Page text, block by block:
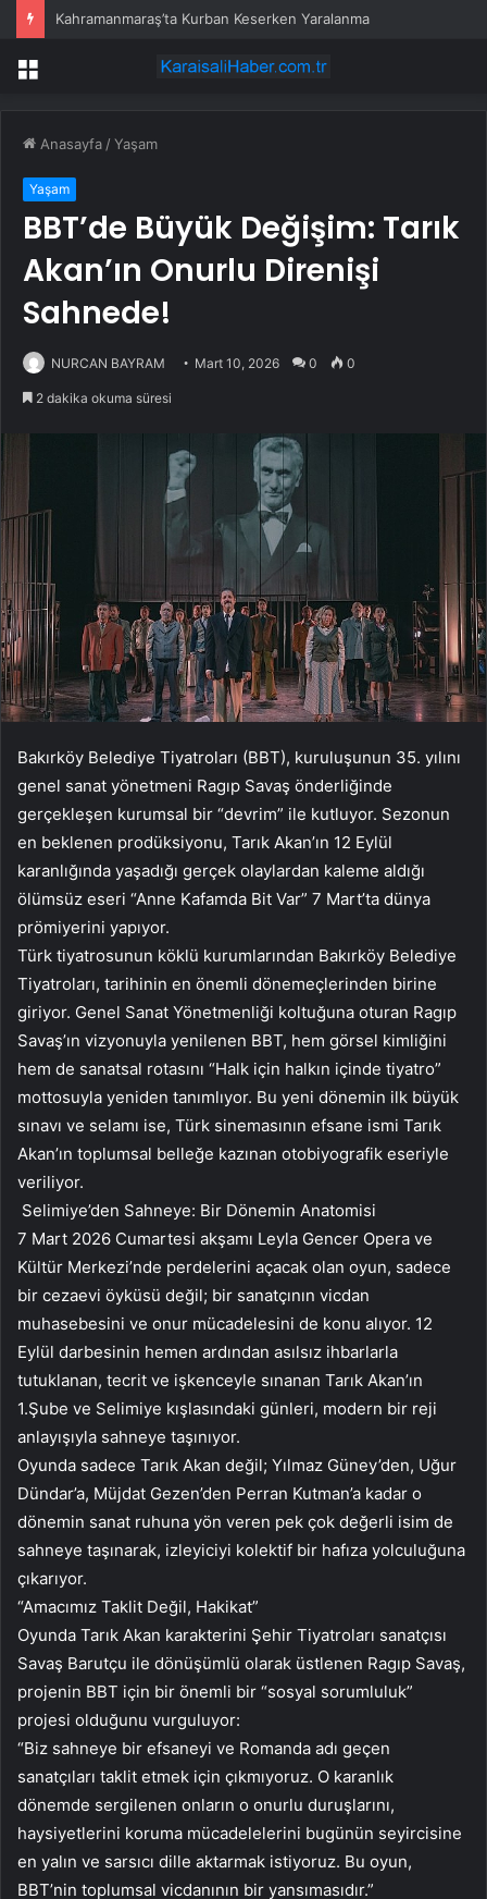
Kahramanmaraş’ta Kurban Keserken Yaralanma
Menü
Anasayfa /Yaşam
Yaşam
BBT’de Büyük Değişim: Tarık
Akan’ın Onurlu Direnişi
Sahnede!
NURCAN BAYRAM Mart 10, 2026 0 0
2 dakika okuma süresi
Bakırköy Belediye Tiyatroları (BBT), kuruluşunun 35. yılını
genel sanat yönetmeni Ragıp Savaş önderliğinde
gerçekleşen kurumsal bir “devrim” ile kutluyor. Sezonun
en beklenen prodüksiyonu, Tarık Akan’ın 12 Eylül
karanlığında yaşadığı gerçek olaylardan kaleme aldığı
ölümsüz eseri “Anne Kafamda Bit Var” 7 Mart’ta dünya
prömiyerini yapıyor.
Türk tiyatrosunun köklü kurumlarından Bakırköy Belediye
Tiyatroları, tarihinin en önemli dönemeçlerinden birine
giriyor. Genel Sanat Yönetmenliği koltuğuna oturan Ragıp
Savaş’ın vizyonuyla yenilenen BBT, hem görsel kimliğini
hem de sanatsal rotasını “Halk için halkın içinde tiyatro”
mottosuyla yeniden tanımlıyor. Bu yeni dönemin ilk büyük
sınavı ve selamı ise, Türk sinemasının efsane ismi Tarık
Akan’ın toplumsal belleğe kazınan otobiyografik eseriyle
veriliyor.
Selimiye’den Sahneye: Bir Dönemin Anatomisi
7 Mart 2026 Cumartesi akşamı Leyla Gencer Opera ve
Kültür Merkezi’nde perdelerini açacak olan oyun, sadece
bir cezaevi öyküsü değil; bir sanatçının vicdan
muhasebesini ve onur mücadelesini de konu alıyor. 12
Eylül darbesinin hemen ardından asılsız ihbarlarla
tutuklanan, tecrit ve işkenceyle sınanan Tarık Akan’ın
1.Şube ve Selimiye kışlasındaki günleri, modern bir reji
anlayışıyla sahneye taşınıyor.
Oyunda sadece Tarık Akan değil; Yılmaz Güney’den, Uğur
Dündar’a, Müjdat Gezen’den Perran Kutman’a kadar o
dönemin sanat ruhuna yön veren pek çok değerli isim de
sahneye taşınarak, izleyiciyi kolektif bir hafıza yolculuğuna
çıkarıyor.
“Amacımız Taklit Değil, Hakikat”
Oyunda Tarık Akan karakterini Şehir Tiyatroları sanatçısı
Savaş Barutçu ile dönüşümlü olarak üstlenen Ragıp Savaş,
projenin BBT için bir önemli bir “sosyal sorumluluk”
projesi olduğunu vurguluyor:
“Biz sahneye bir efsaneyi ve Romanda adı geçen
sanatçıları taklit etmek için çıkmıyoruz. O karanlık
dönemde sergilenen onların o onurlu duruşlarını,
haysiyetlerini koruma mücadelelerini bugünün seyircisine
en yalın ve sarsıcı dille aktarmak istiyoruz. Bu oyun,
BBT’nin toplumsal vicdanının bir yansımasıdır.”